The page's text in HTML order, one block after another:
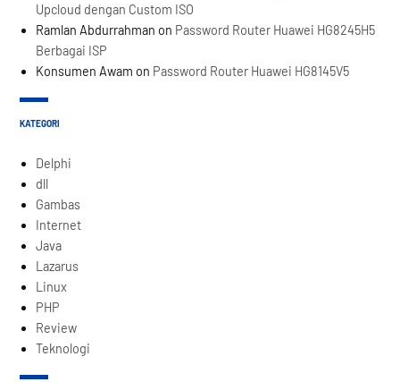
Upcloud dengan Custom ISO
Ramlan Abdurrahman on Password Router Huawei HG8245H5
Berbagai ISP
Konsumen Awam on Password Router Huawei HG8145V5
KATEGORI
Delphi
dll
Gambas
Internet
Java
Lazarus
Linux
PHP
Review
Teknologi